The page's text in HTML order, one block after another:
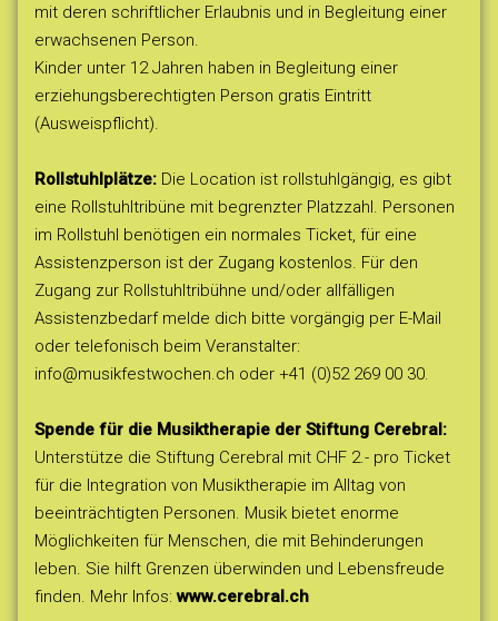
mit deren schriftlicher Erlaubnis und in Begleitung einer
erwachsenen Person.
Kinder unter 12 Jahren haben in Begleitung einer
erziehungsberechtigten Person gratis Eintritt
(Ausweispflicht).
Rollstuhlplätze: Die Location ist rollstuhlgängig, es gibt
eine Rollstuhltribüne mit begrenzter Platzzahl. Personen
im Rollstuhl benötigen ein normales Ticket, für eine
Assistenzperson ist der Zugang kostenlos. Für den
Zugang zur Rollstuhltribühne und/oder allfälligen
Assistenzbedarf melde dich bitte vorgängig per E-Mail
oder telefonisch beim Veranstalter:
info@musikfestwochen.ch oder +41 (0)52 269 00 30.
Spende für die Musiktherapie der Stiftung Cerebral:
Unterstütze die Stiftung Cerebral mit CHF 2.- pro Ticket
für die Integration von Musiktherapie im Alltag von
beeinträchtigten Personen. Musik bietet enorme
Möglichkeiten für Menschen, die mit Behinderungen
leben. Sie hilft Grenzen überwinden und Lebensfreude
finden. Mehr Infos:www.cerebral.ch